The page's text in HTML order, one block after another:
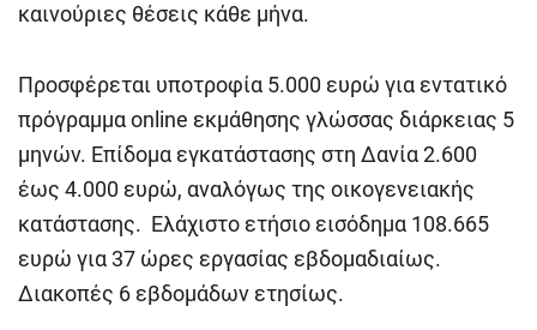
καινούριες θέσεις κάθε μήνα.
Προσφέρεται υποτροφία 5.000 ευρώ για εντατικό
πρόγραμμα online εκμάθησης γλώσσας διάρκειας 5
μηνών. Επίδομα εγκατάστασης στη Δανία 2.600
έως 4.000 ευρώ, αναλόγως της οικογενειακής
κατάστασης. Ελάχιστο ετήσιο εισόδημα 108.665
ευρώ για 37 ώρες εργασίας εβδομαδιαίως.
Διακοπές 6 εβδομάδων ετησίως.